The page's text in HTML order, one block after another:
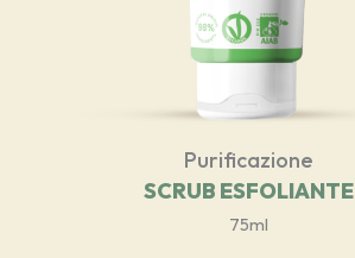
Purificazione
SCRUB ESFOLIANTE
75ml